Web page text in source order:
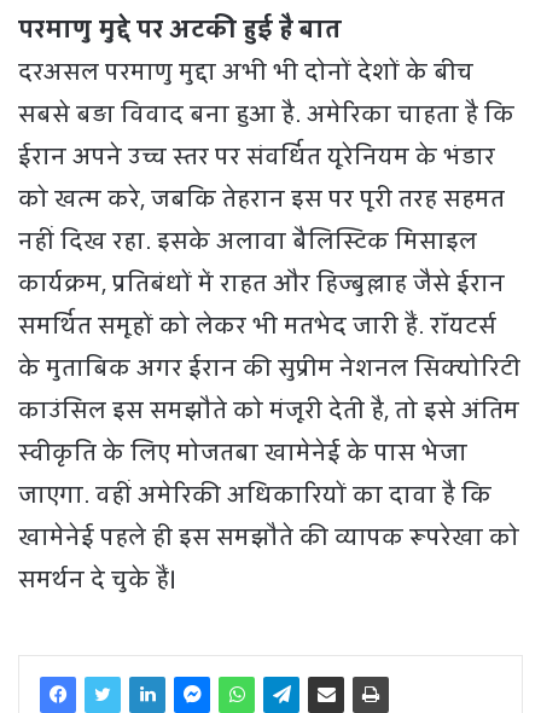
परमाणु मुद्दे पर अटकी हुई है बात
दरअसल परमाणु मुद्दा अभी भी दोनों देशों के बीच
सबसे बड़ा विवाद बना हुआ है. अमेरिका चाहता है कि
ईरान अपने उच्च स्तर पर संवर्धित यूरेनियम के भंडार
को खत्म करे, जबकि तेहरान इस पर पूरी तरह सहमत
नहीं दिख रहा. इसके अलावा बैलिस्टिक मिसाइल
कार्यक्रम, प्रतिबंधों में राहत और हिज्बुल्लाह जैसे ईरान
समर्थित समूहों को लेकर भी मतभेद जारी हैं. रॉयटर्स
के मुताबिक अगर ईरान की सुप्रीम नेशनल सिक्योरिटी
काउंसिल इस समझौते को मंजूरी देती है, तो इसे अंतिम
स्वीकृति के लिए मोजतबा खामेनेई के पास भेजा
जाएगा. वहीं अमेरिकी अधिकारियों का दावा है कि
खामेनेई पहले ही इस समझौते की व्यापक रूपरेखा को
समर्थन दे चुके हैं।